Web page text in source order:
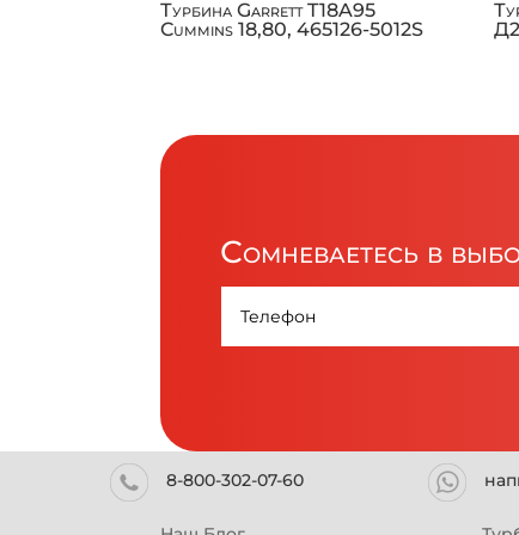
Турбина Garrett T18A95
Cummins 18,80, 465126-5012S
Сомневаетесь в
8-800-302-07-60